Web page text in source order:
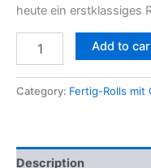
heute ein erstklassiges
Add to
Category: Fertig-Rolls mit
Description